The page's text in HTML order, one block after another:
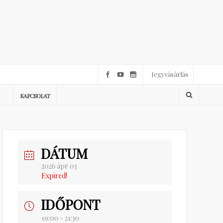
Jegyvásárlás
KAPCSOLAT
DÁTUM
2026 ápr 03
Expired!
IDŐPONT
19:00 - 21:30